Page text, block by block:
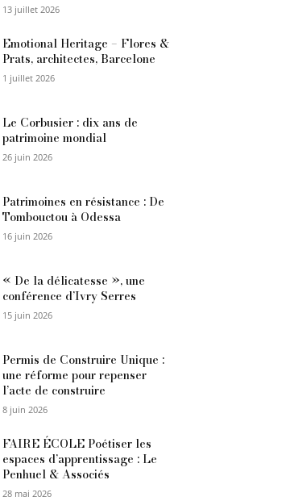
13 juillet 2026
Emotional Heritage – Flores &
Prats, architectes, Barcelone
1 juillet 2026
Le Corbusier : dix ans de
patrimoine mondial
26 juin 2026
Patrimoines en résistance : De
Tombouctou à Odessa
16 juin 2026
« De la délicatesse », une
conférence d’Ivry Serres
15 juin 2026
Permis de Construire Unique :
une réforme pour repenser
l’acte de construire
8 juin 2026
FAIRE ÉCOLE Poétiser les
espaces d’apprentissage : Le
Penhuel & Associés
28 mai 2026